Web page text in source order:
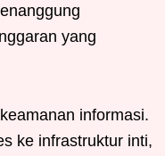
yang
informasi.
ke infrastruktur inti,